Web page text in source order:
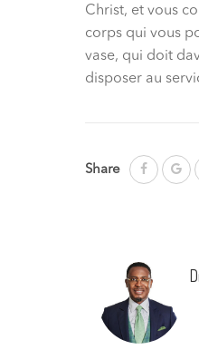
Christ, et vous
corps qui vous
vase, qui doit
disposer au
Share